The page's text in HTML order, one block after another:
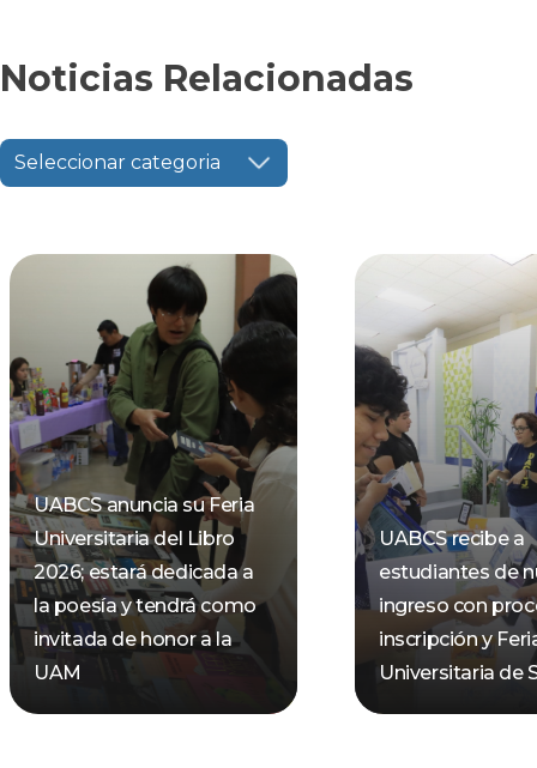
Noticias Relacionadas
Seleccionar categoria
UABCS anuncia su Feria
Universitaria del Libro
2026; estará dedicada a
la poesía y tendrá como
invitada de honor a la
UAM
UABCS recibe a
estudiantes de
ingreso con
inscripción y
Universitaria de